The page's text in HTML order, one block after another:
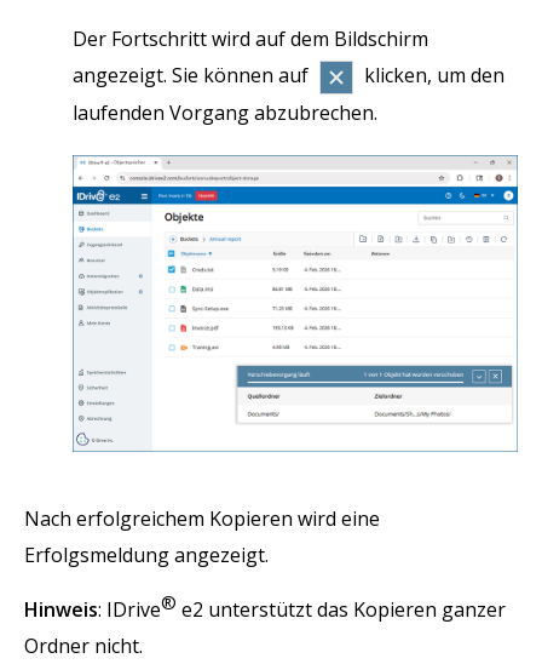
Der Fortschritt wird auf dem Bildschirm
angezeigt. Sie können auf
klicken, um den
laufenden Vorgang abzubrechen.
Nach erfolgreichem Kopieren wird eine
Erfolgsmeldung angezeigt.
Hinweis: IDrive® e2 unterstützt das Kopieren ganzer
Ordner nicht.